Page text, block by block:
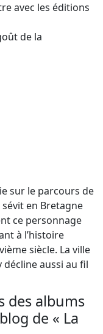
avec les éditions
de la
sur le parcours de
sévit en Bretagne
ce personnage
à l’histoire
siècle. La ville
décline aussi au fil
des albums
de « La